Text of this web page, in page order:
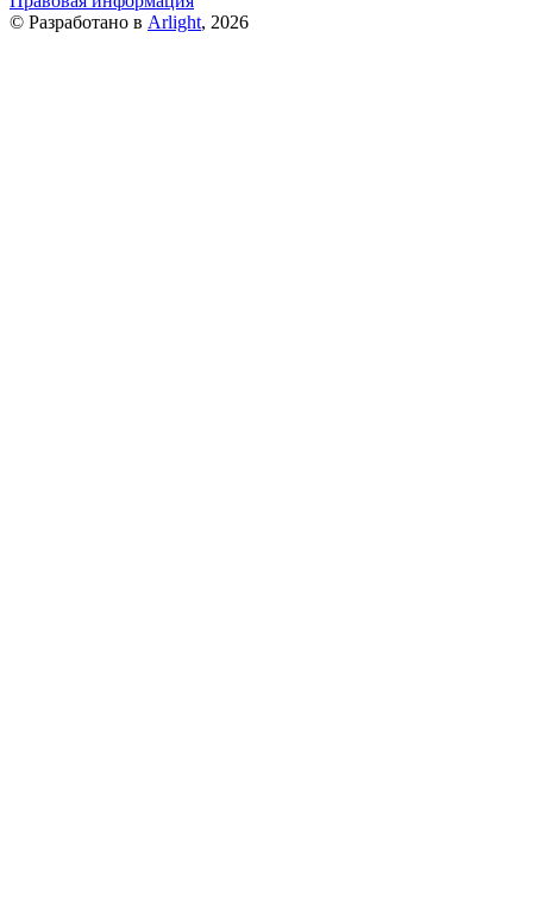
© Разработано в Arlight, 2026